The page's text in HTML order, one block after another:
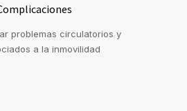
problemas circulatorios y
a la inmovilidad